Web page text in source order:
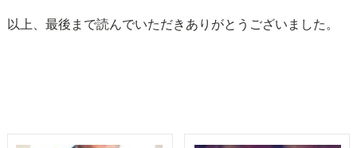
以上、最後まで読んでいただきありがとうございました。